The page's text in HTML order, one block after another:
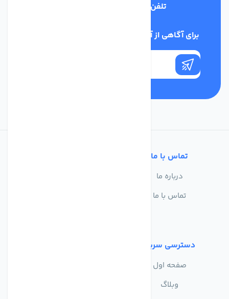
تلفن پشتیبانی
برای آگاهی از آخرین اخبار در خبرنامه ما عضو شوید
تماس با ما
درباره ما
تماس با ما
دسترسی سریع
صفحه اول
وبلاگ